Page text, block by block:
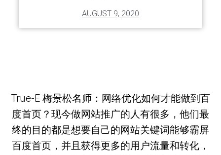
AUGUST 9, 2020
True-E 梅景松名师：网络优化如何才能做到百
度首页？现今做网站推广的人有很多，他们最
终的目的都是想要自己的网站关键词能够霸屏
百度首页，并且获得更多的用户流量和转化，